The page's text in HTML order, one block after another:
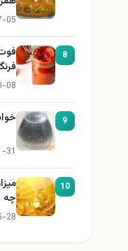
05
8
08
9
31
10
چه
28